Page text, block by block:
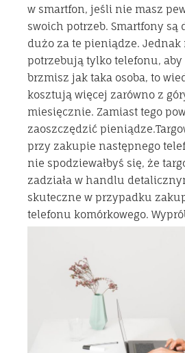
w smartfon, jeśli nie masz
swoich potrzeb. Smartfony są
dużo za te pieniądze.
potrzebują tylko telefonu,
brzmisz jak taka osoba, to
kosztują więcej zarówno z
miesięcznie. Zamiast tego
zaoszczędzić
przy zakupie następnego
nie spodziewałbyś się, że
zadziała w handlu
skuteczne w przypadku
telefonu komórkowego.